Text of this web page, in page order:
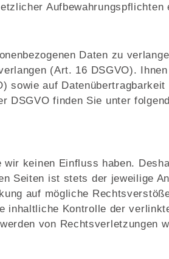
Daten zu
(Art. 16 DSGVO).
sowie auf
DSGVO finden Sie unter
keinen Einfluss haben.
Seiten ist stets der jeweilige
auf mögliche
inhaltliche Kontrolle der
von Rechtsverletzungen